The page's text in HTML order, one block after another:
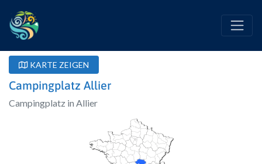
KARTE ZEIGEN
Campingplatz Allier
Campingplatz in Allier